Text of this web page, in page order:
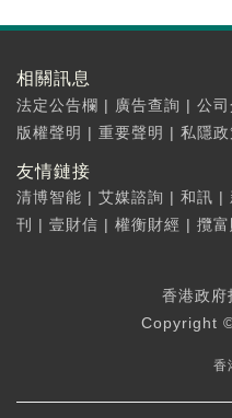
相關訊息
法定公告欄 | 廣告查詢 | 公司
版權聲明 | 重要聲明 | 私隱政
友情鏈接
清博智能 | 艾媒諮詢 | 和訊 |
刊
| 壹財信 | 權衡財經 | 攬富
香港政府
Copyright
香